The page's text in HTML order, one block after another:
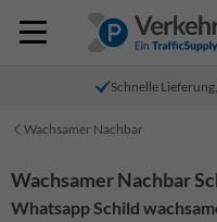
Schnelle
Wachsamer Nachbar
Wachsamer Nachbar
Whatsapp Schild